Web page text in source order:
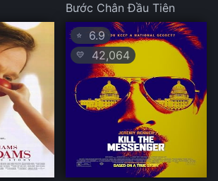
Bước Chân Đầu Tiên
⭐ 6.9
💛 42,064